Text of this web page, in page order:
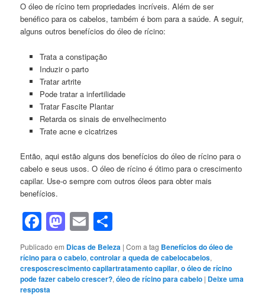
O óleo de rícino tem propriedades incríveis. Além de ser
benéfico para os cabelos, também é bom para a saúde. A seguir,
alguns outros benefícios do óleo de rícino:
Trata a constipação
Induzir o parto
Tratar artrite
Pode tratar a infertilidade
Tratar Fascite Plantar
Retarda os sinais de envelhecimento
Trate acne e cicatrizes
Então, aqui estão alguns dos benefícios do óleo de rícino para o
cabelo e seus usos. O óleo de rícino é ótimo para o crescimento
capilar. Use-o sempre com outros óleos para obter mais
benefícios.
Facebook
Mastodon
Email
Publicado em Dicas de Beleza |Com a tag Benefícios do óleo de
rícino para o cabelo,controlar a queda de cabelocabelos,
cresposcrescimento capilartratamento capilar,o óleo de rícino
pode fazer cabelo crescer?,óleo de rícino para cabelo | Deixe uma
resposta